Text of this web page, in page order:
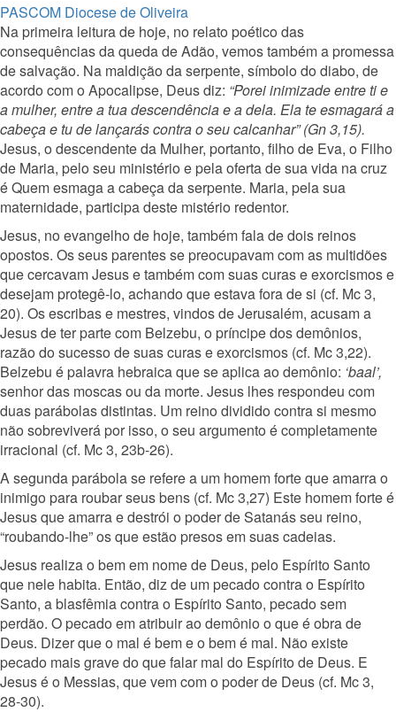
PASCOM Diocese de Oliveira
Na primeira leitura de hoje, no relato poético das
consequências da queda de Adão, vemos também a promessa
de salvação. Na maldição da serpente, símbolo do diabo, de
acordo com o Apocalipse, Deus diz: “Porei inimizade entre ti e
a mulher, entre a tua descendência e a dela. Ela te esmagará a
cabeça e tu de lançarás contra o seu calcanhar” (Gn 3,15).
Jesus, o descendente da Mulher, portanto, filho de Eva, o Filho
de Maria, pelo seu ministério e pela oferta de sua vida na cruz
é Quem esmaga a cabeça da serpente. Maria, pela sua
maternidade, participa deste mistério redentor.
Jesus, no evangelho de hoje, também fala de dois reinos
opostos. Os seus parentes se preocupavam com as multidões
que cercavam Jesus e também com suas curas e exorcismos e
desejam protegê-lo, achando que estava fora de si (cf. Mc 3,
20). Os escribas e mestres, vindos de Jerusalém, acusam a
Jesus de ter parte com Belzebu, o príncipe dos demônios,
razão do sucesso de suas curas e exorcismos (cf. Mc 3,22).
Belzebu é palavra hebraica que se aplica ao demônio: ‘baal’,
senhor das moscas ou da morte. Jesus lhes respondeu com
duas parábolas distintas. Um reino dividido contra si mesmo
não sobreviverá por isso, o seu argumento é completamente
irracional (cf. Mc 3, 23b-26).
A segunda parábola se refere a um homem forte que amarra o
inimigo para roubar seus bens (cf. Mc 3,27) Este homem forte é
Jesus que amarra e destrói o poder de Satanás seu reino,
“roubando-lhe” os que estão presos em suas cadeias.
Jesus realiza o bem em nome de Deus, pelo Espírito Santo
que nele habita. Então, diz de um pecado contra o Espírito
Santo, a blasfêmia contra o Espírito Santo, pecado sem
perdão. O pecado em atribuir ao demônio o que é obra de
Deus. Dizer que o mal é bem e o bem é mal. Não existe
pecado mais grave do que falar mal do Espírito de Deus. E
Jesus é o Messias, que vem com o poder de Deus (cf. Mc 3,
28-30).